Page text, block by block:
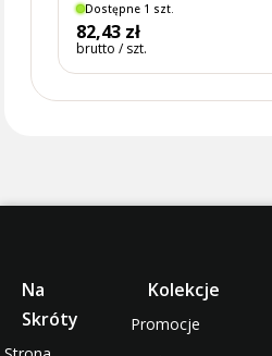
podtynkowy
Dostępne 1 szt.
82,43 zł
brutto / szt.
Na
Skróty
Kolekcje
Promocje